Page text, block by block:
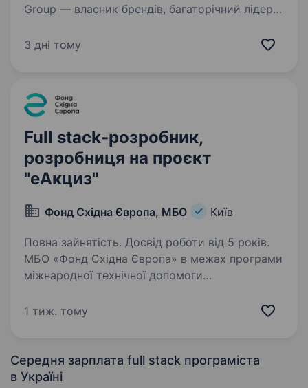
Group — власник брендів, багаторічний лідер
програмних продуктів для бухгалтерів та
3 дні тому
Full stack-розробник,
розробниця на проєкт
"еАкциз"
Фонд Східна Європа, МБО Київ
Повна зайнятість. Досвід роботи від 5 років.
МБО «Фонд Східна Європа» в межах програми
міжнародної технічної допомоги
та прозорості» (UK DIGIT), що фінансується
1 тиж. тому
Середня зарплата full stack програміста
в Україні